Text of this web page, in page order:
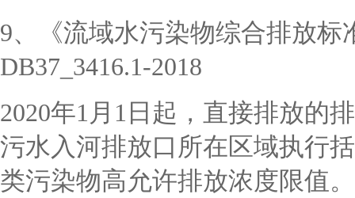
9、《流域水污染物综合排放
DB37_3416.1-2018
2020年1月1日起，直接排放的
污水入河排放口所在区域执行
类污染物高允许排放浓度限值。